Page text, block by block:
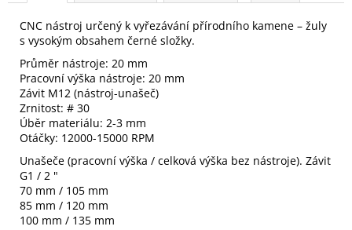
CNC nástroj určený k vyřezávání přírodního kamene – žuly
s vysokým obsahem černé složky.
Průměr nástroje: 20 mm
Pracovní výška nástroje: 20 mm
Závit M12 (nástroj-unašeč)
Zrnitost: # 30
Úběr materiálu: 2-3 mm
Otáčky: 12000-15000 RPM
Unašeče (pracovní výška / celková výška bez nástroje). Závit
G1 / 2 "
70 mm / 105 mm
85 mm / 120 mm
100 mm / 135 mm